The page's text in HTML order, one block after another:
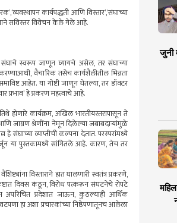
कार्यपद्धती आणि विस्तार‌’,‘संघाच्या
सविस्तर विवेचन केले गेले आहे.
स्वरूप जाणून घ्यायचे असेल, तर संघाच्या
वैचारिक तसेच कार्यशैलीतील भिन्नता
आहेत. या गोष्टी जाणून घेतल्या, तर डॉक्टर
प्रभाव‌’ हे प्रकरण महत्त्वाचे आहे.
होणारे कार्यक्रम, अखिल भारतीयस्तरापासून ते
जाग्रण श्रेणींना नेमून दिलेल्या जबाबदाऱ्यांमुळे
संघाच्या व्याप्तीची कल्पना देतात. परस्परांमध्ये
या पुस्तकामध्ये सांगितले आहे. कारण, तेच तर
विस्ताराने हात घालणारी स्वतंत्र प्रकरणे,
दिवस कंठून, विरोध पत्करून संघटनेचे रोपटे
प्रदेशात जाऊन, कुठल्याही आर्थिक
हा अशा प्रचारकांच्या निष्ठेपणातूनच आलेला
जुनी